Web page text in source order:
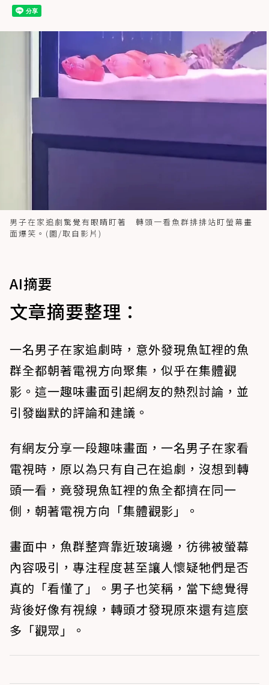
男子在家追劇驚覺有眼睛盯著 轉頭一看魚群排排站盯螢幕畫
面爆笑。(圖/取自影片)
AI摘要
文章摘要整理：
一名男子在家追劇時，意外發現魚缸裡的魚
群全都朝著電視方向聚集，似乎在集體觀
影。這一趣味畫面引起網友的熱烈討論，並
引發幽默的評論和建議。
有網友分享一段趣味畫面，一名男子在家看
電視時，原以為只有自己在追劇，沒想到轉
頭一看，竟發現魚缸裡的魚全都擠在同一
側，朝著電視方向「集體觀影」。
畫面中，魚群整齊靠近玻璃邊，彷彿被螢幕
內容吸引，專注程度甚至讓人懷疑牠們是否
真的「看懂了」。男子也笑稱，當下總覺得
背後好像有視線，轉頭才發現原來還有這麼
多「觀眾」。